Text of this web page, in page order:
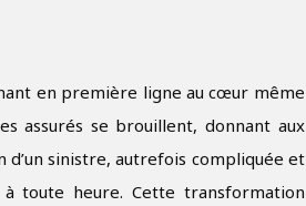
en première ligne au cœur même
assurés se brouillent, donnant aux
sinistre, autrefois compliquée et
toute heure. Cette transformation